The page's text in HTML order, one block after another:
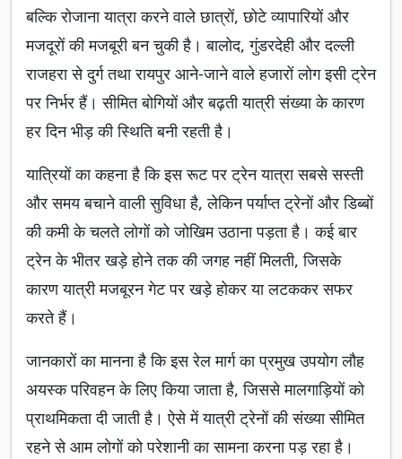
बल्कि रोजाना यात्रा करने वाले छात्रों, छोटे व्यापारियों और
मजदूरों की मजबूरी बन चुकी है। बालोद, गुंडरदेही और दल्ली
राजहरा से दुर्ग तथा रायपुर आने-जाने वाले हजारों लोग इसी ट्रेन
पर निर्भर हैं। सीमित बोगियों और बढ़ती यात्री संख्या के कारण
हर दिन भीड़ की स्थिति बनी रहती है।
यात्रियों का कहना है कि इस रूट पर ट्रेन यात्रा सबसे सस्ती
और समय बचाने वाली सुविधा है, लेकिन पर्याप्त ट्रेनों और डिब्बों
की कमी के चलते लोगों को जोखिम उठाना पड़ता है। कई बार
ट्रेन के भीतर खड़े होने तक की जगह नहीं मिलती, जिसके
कारण यात्री मजबूरन गेट पर खड़े होकर या लटककर सफर
करते हैं।
जानकारों का मानना है कि इस रेल मार्ग का प्रमुख उपयोग लौह
अयस्क परिवहन के लिए किया जाता है, जिससे मालगाड़ियों को
प्राथमिकता दी जाती है। ऐसे में यात्री ट्रेनों की संख्या सीमित
रहने से आम लोगों को परेशानी का सामना करना पड़ रहा है।